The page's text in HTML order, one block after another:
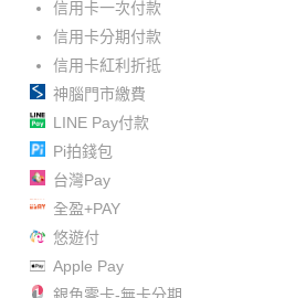
信用卡一次付款
信用卡分期付款
信用卡紅利折抵
神腦門市繳費
LINE Pay付款
Pi拍錢包
台灣Pay
全盈+PAY
悠遊付
Apple Pay